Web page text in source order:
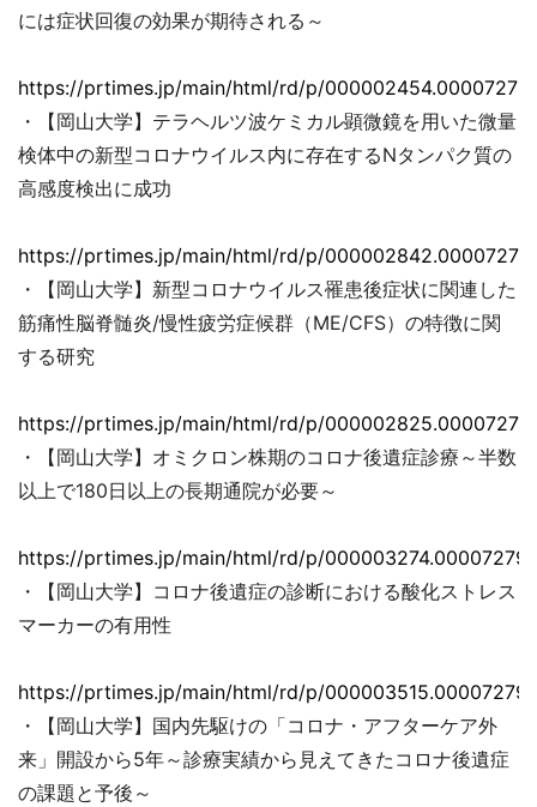
には症状回復の効果が期待される～
https://prtimes.jp/main/html/rd/p/
・【岡山大学】テラヘルツ波ケミカル顕微鏡を用いた微量
検体中の新型コロナウイルス内に存在するNタンパク質の
高感度検出に成功
https://prtimes.jp/main/html/rd/p/
・【岡山大学】新型コロナウイルス罹患後症状に関連した
筋痛性脳脊髄炎/慢性疲労症候群（ME/CFS）の特徴に関
する研究
https://prtimes.jp/main/html/rd/p/
・【岡山大学】オミクロン株期のコロナ後遺症診療～半数
以上で180日以上の長期通院が必要～
https://prtimes.jp/main/html/rd/p/
・【岡山大学】コロナ後遺症の診断における酸化ストレス
マーカーの有用性
https://prtimes.jp/main/html/rd/p/
・【岡山大学】国内先駆けの「コロナ・アフターケア外
来」開設から5年～診療実績から見えてきたコロナ後遺症
の課題と予後～